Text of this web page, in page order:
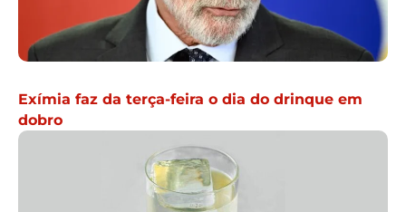
Exímia faz da terça-feira o dia do drinque em
dobro